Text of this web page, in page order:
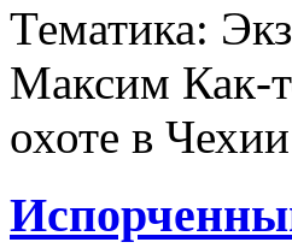
Тематика:
Максим Как-
охоте в